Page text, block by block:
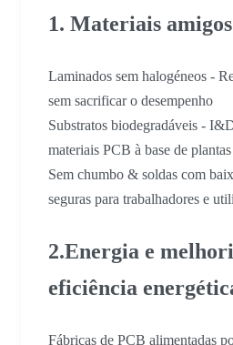
1. Materiais
Laminados sem halogéneos -
sem sacrificar o desempenho
Substratos biodegradáveis -
materiais PCB à base de plantas
Sem chumbo & soldas com
seguras para trabalhadores e
2.Energia e
eficiência
Fábricas de PCB alimentadas